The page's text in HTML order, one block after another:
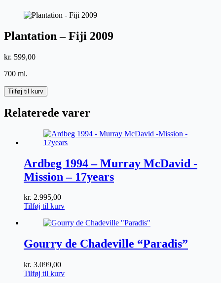
Plantation – Fiji 2009
kr. 599,00
700 ml.
Plantation
-
Fiji
2009
Tilføj til kurv
Relaterede varer
Ardbeg 1994 – Murray McDavid -
Mission – 17years
kr. 2.995,00
Tilføj til kurv
Gourry de Chadeville “Paradis”
kr. 3.099,00
Tilføj til kurv